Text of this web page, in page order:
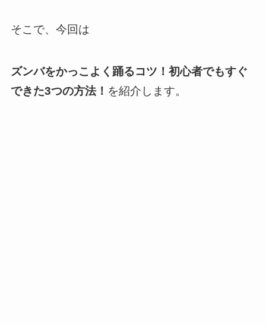
そこで、今回は
ズンバをかっこよく踊るコツ！初心者でもすぐ
できた3つの方法！ を紹介します。